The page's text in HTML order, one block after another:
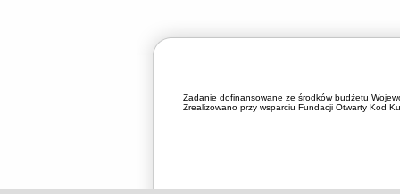
Zadanie dofinansowane ze środków budżetu
Zrealizowano przy wsparciu Fundacji Otwarty Kod